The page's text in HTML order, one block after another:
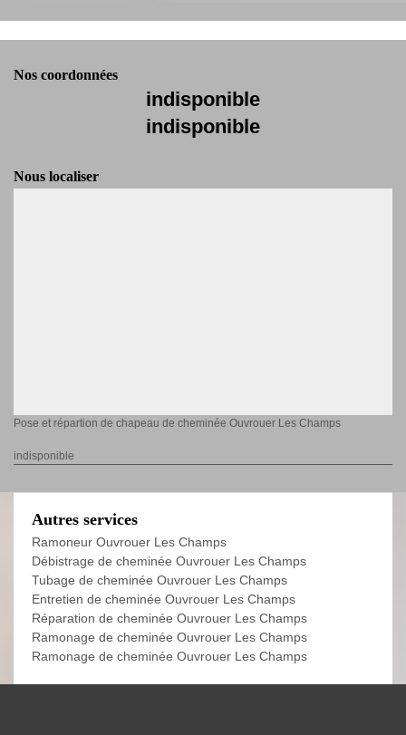
Nos coordonnées
indisponible
indisponible
Nous localiser
Pose et répartion de chapeau de cheminée Ouvrouer Les Champs
indisponible
Autres services
Ramoneur Ouvrouer Les Champs
Débistrage de cheminée Ouvrouer Les Champs
Tubage de cheminée Ouvrouer Les Champs
Entretien de cheminée Ouvrouer Les Champs
Réparation de cheminée Ouvrouer Les Champs
Ramonage de cheminée Ouvrouer Les Champs
Ramonage de cheminée Ouvrouer Les Champs